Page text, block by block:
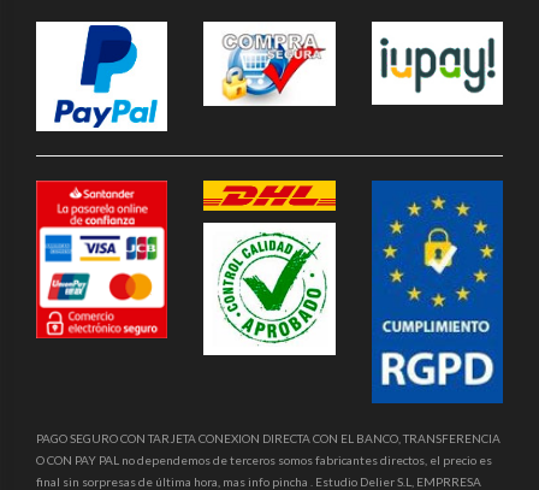
PAGO SEGURO CON TARJETA CONEXION DIRECTA CON EL BANCO, TRANSFERENCIA
O CON PAY PAL no dependemos de terceros somos fabricantes directos, el precio es
final sin sorpresas de última hora, mas info pincha . Estudio Delier S.L, EMPRRESA